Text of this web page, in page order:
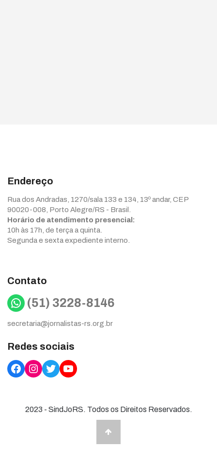
Endereço
Rua dos Andradas, 1270/sala 133 e 134, 13º andar, CEP
90020-008, Porto Alegre/RS - Brasil.
Horário de atendimento presencial:
10h às 17h, de terça a quinta.
Segunda e sexta expediente interno.
Contato
WhatsApp
(51) 3228-8146
secretaria@jornalistas-rs.org.br
Redes sociais
Facebook
Instagram
TwitterYouTube
2023 - SindJoRS. Todos os Direitos Reservados.